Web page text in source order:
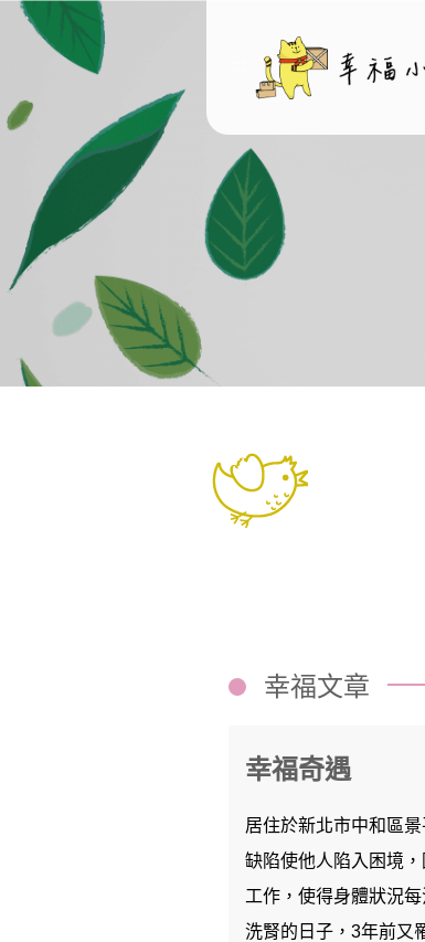
:::
幸福文章
幸福奇遇
居住於新北市中和區
缺陷使他人陷入困境
工作，使得身體狀況
洗腎的日子，3年前又